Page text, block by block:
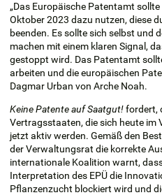
„Das Europäische Patentamt
Oktober 2023 dazu nutzen, diese
beenden. Es sollte sich selbst und
machen mit einem klaren Signal,
gestoppt wird. Das Patentamt
arbeiten und die europäischen
Dagmar Urban von Arche Noah.
Keine Patente auf Saatgut!fordert,
Vertragsstaaten, die sich heute im
jetzt aktiv werden. Gemäß den
der Verwaltungsrat die korrekte
internationale Koalition warnt,
Interpretation des EPÜ die
Pflanzenzucht blockiert wird und